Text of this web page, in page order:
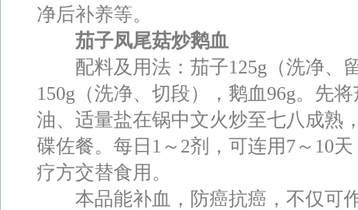
净后补养等。
茄子凤尾菇炒鹅血
配料及用法：茄子125g（洗净、
150g（洗净、切段），鹅血96g。先
油、适量盐在锅中文火炒至七八成熟
碟佐餐。每日1～2剂，可连用7～10
疗方交替食用。
本品能补血，防癌抗癌，不仅可